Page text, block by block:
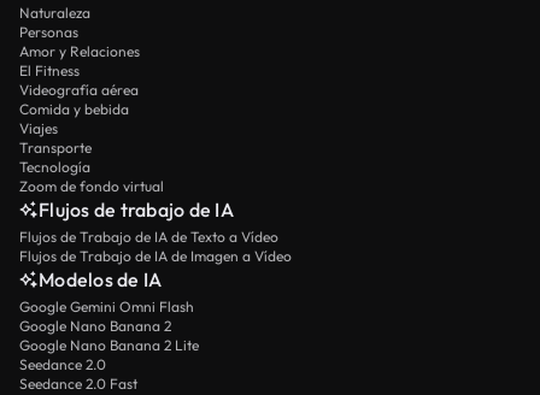
Naturaleza
Personas
Amor y Relaciones
El Fitness
Videografía aérea
Comida y bebida
Viajes
Transporte
Tecnología
Zoom de fondo virtual
Flujos de trabajo de IA
Flujos de Trabajo de IA de Texto a Vídeo
Flujos de Trabajo de IA de Imagen a Vídeo
Modelos de IA
Google Gemini Omni Flash
Google Nano Banana 2
Google Nano Banana 2 Lite
Seedance 2.0
Seedance 2.0 Fast